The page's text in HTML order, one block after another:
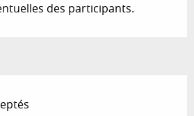
des participants.